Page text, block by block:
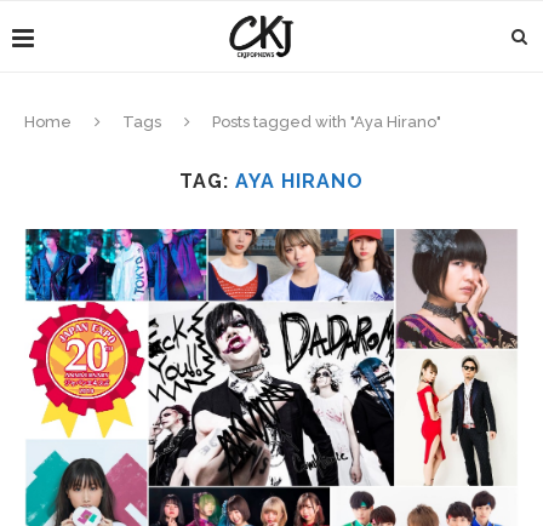
Home Tags Posts tagged with "Aya Hirano"
TAG: AYA HIRANO